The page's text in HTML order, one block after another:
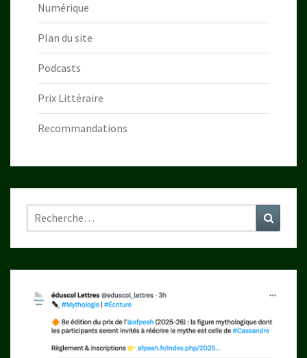
Numérique
Plan du site
Podcasts
Prix Littéraire
Recommandations
Rechercher :